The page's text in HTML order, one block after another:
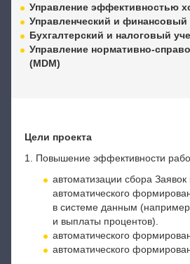
Управление эффективностью
Управленческий и финансовый
Бухгалтерский и налоговый
Управление нормативно-
(MDM)
Цели проекта
1. Повышение эффективности
автоматизации сбора
автоматического
в системе данным
и выплаты процентов).
автоматического
автоматического